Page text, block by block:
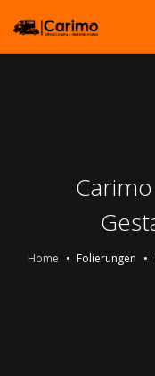
Home Folierungen